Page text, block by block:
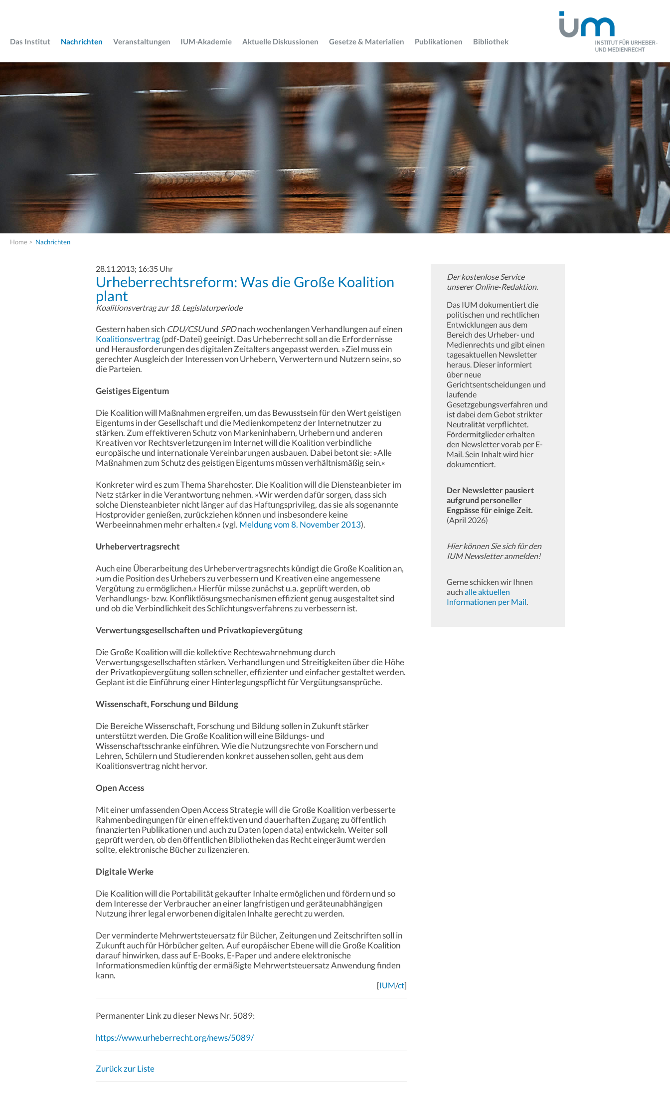
Das Institut Nachrichten Veranstaltungen IUM-Akademie Aktuelle Diskussionen Gesetze & Materialien Publikationen Bibliothek
Home > Nachrichten
28.11.2013; 16:35 Uhr
Urheberrechtsreform: Was die Große Koalition
plant
Koalitionsvertrag zur 18. Legislaturperiode
Gestern haben sich CDU/CSUund SPDnach wochenlangen Verhandlungen auf einen
Koalitionsvertrag(pdf-Datei) geeinigt. Das Urheberrecht soll an die Erfordernisse
und Herausforderungen des digitalen Zeitalters angepasst werden. »Ziel muss ein
gerechter Ausgleich der Interessen von Urhebern, Verwertern und Nutzern sein«, so
die Parteien.
Geistiges Eigentum
Die Koalition will Maßnahmen ergreifen, um das Bewusstsein für den Wert geistigen
Eigentums in der Gesellschaft und die Medienkompetenz der Internetnutzer zu
stärken. Zum effektiveren Schutz von Markeninhabern, Urhebern und anderen
Kreativen vor Rechtsverletzungen im Internet will die Koalition verbindliche
europäische und internationale Vereinbarungen ausbauen. Dabei betont sie: »Alle
Maßnahmen zum Schutz des geistigen Eigentums müssen verhältnismäßig sein.«
Konkreter wird es zum Thema Sharehoster. Die Koalition will die Diensteanbieter im
Netz stärker in die Verantwortung nehmen. »Wir werden dafür sorgen, dass sich
solche Diensteanbieter nicht länger auf das Haftungsprivileg, das sie als sogenannte
Hostprovider genießen, zurückziehen können und insbesondere keine
Werbeeinnahmen mehr erhalten.« (vgl. Meldung vom 8. November 2013).
Urhebervertragsrecht
Auch eine Überarbeitung des Urhebervertragsrechts kündigt die Große Koalition an,
»um die Position des Urhebers zu verbessern und Kreativen eine angemessene
Vergütung zu ermöglichen.« Hierfür müsse zunächst u.a. geprüft werden, ob
Verhandlungs- bzw. Konfliktlösungsmechanismen effizient genug ausgestaltet sind
und ob die Verbindlichkeit des Schlichtungsverfahrens zu verbessern ist.
Verwertungsgesellschaften und Privatkopievergütung
Die Große Koalition will die kollektive Rechtewahrnehmung durch
Verwertungsgesellschaften stärken. Verhandlungen und Streitigkeiten über die Höhe
der Privatkopievergütung sollen schneller, effizienter und einfacher gestaltet werden.
Geplant ist die Einführung einer Hinterlegungspflicht für Vergütungsansprüche.
Wissenschaft, Forschungund Bildung
Die Bereiche Wissenschaft, Forschung und Bildung sollen in Zukunft stärker
unterstützt werden. Die Große Koalition will eine Bildungs- und
Wissenschaftsschranke einführen. Wie die Nutzungsrechte von Forschern und
Lehren, Schülern und Studierenden konkret aussehen sollen, geht aus dem
Koalitionsvertrag nicht hervor.
Open Access
Mit einer umfassenden Open Access Strategie will die Große Koalition verbesserte
Rahmenbedingungen für einen effektiven und dauerhaften Zugang zu öffentlich
finanzierten Publikationen und auch zu Daten (open data) entwickeln. Weiter soll
geprüft werden, ob den öffentlichen Bibliotheken das Recht eingeräumt werden
sollte, elektronische Bücher zu lizenzieren.
Digitale Werke
Die Koalition will die Portabilität gekaufter Inhalte ermöglichen und fördern und so
dem Interesse der Verbraucher an einer langfristigen und geräteunabhängigen
Nutzung ihrer legal erworbenen digitalen Inhalte gerecht zu werden.
Der verminderte Mehrwertsteuersatz für Bücher, Zeitungen und Zeitschriften soll in
Zukunft auch für Hörbücher gelten. Auf europäischer Ebene will die Große Koalition
darauf hinwirken, dass auf E-Books, E-Paper und andere elektronische
Informationsmedien künftig der ermäßigte Mehrwertsteuersatz Anwendung finden
kann.
[IUM/ct]
Permanenter Link zu dieser News Nr. 5089:
https://www.urheberrecht.org/news/5089/
Zurück zur Liste
Der kostenlose Service
unserer Online-Redaktion.
Das IUM dokumentiert die
politischen und rechtlichen
Entwicklungen aus dem
Bereich des Urheber- und
Medienrechts und gibt einen
tagesaktuellen Newsletter
heraus. Dieser informiert
über neue
Gerichtsentscheidungen und
laufende
Gesetzgebungsverfahren und
ist dabei dem Gebot strikter
Neutralität verpflichtet.
Fördermitglieder erhalten
den Newsletter vorab per E-
Mail. Sein Inhalt wird hier
dokumentiert.
Der Newsletter pausiert
aufgrund personeller
Engpässe für einige Zeit.
(April 2026)
Hier können Sie sich für den
IUM Newsletter anmelden!
Gerne schicken wir Ihnen
auch alle aktuellen
Informationen per Mail.